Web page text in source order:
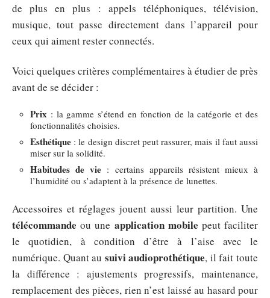
de plus en plus : appels téléphoniques, télévision,
musique, tout passe directement dans l’appareil pour
ceux qui aiment rester connectés.
Voici quelques critères complémentaires à étudier de près
avant de se décider :
Prix : la gamme s’étend en fonction de la catégorie et des
fonctionnalités choisies.
Esthétique : le design discret peut rassurer, mais il faut aussi
miser sur la solidité.
Habitudes de vie : certains appareils résistent mieux à
l’humidité ou s’adaptent à la présence de lunettes.
Accessoires et réglages jouent aussi leur partition. Une
télécommande ou une application mobile peut faciliter
le quotidien, à condition d’être à l’aise avec le
numérique. Quant au suivi audioprothétique, il fait toute
la différence : ajustements progressifs, maintenance,
remplacement des pièces, rien n’est laissé au hasard pour